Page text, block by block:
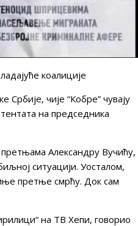
коалиције
чије “Кобре” чувају
на председника
Александру Вучићу,
ситуацији. Уосталом,
претње смрћу. Док сам
на ТВ Хепи, говорио